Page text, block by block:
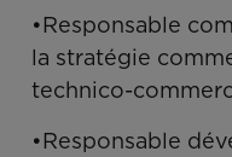
•Responsable
la stratégie
technico-
•Responsable